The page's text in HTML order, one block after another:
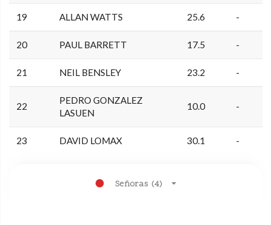
19 ALLAN WATTS 25.6 -
20 PAUL BARRETT 17.5 -
21 NEIL BENSLEY 23.2 -
22
PEDRO GONZALEZ
LASUEN
10.0 -
23 DAVID LOMAX 30.1 -
Señoras (4)